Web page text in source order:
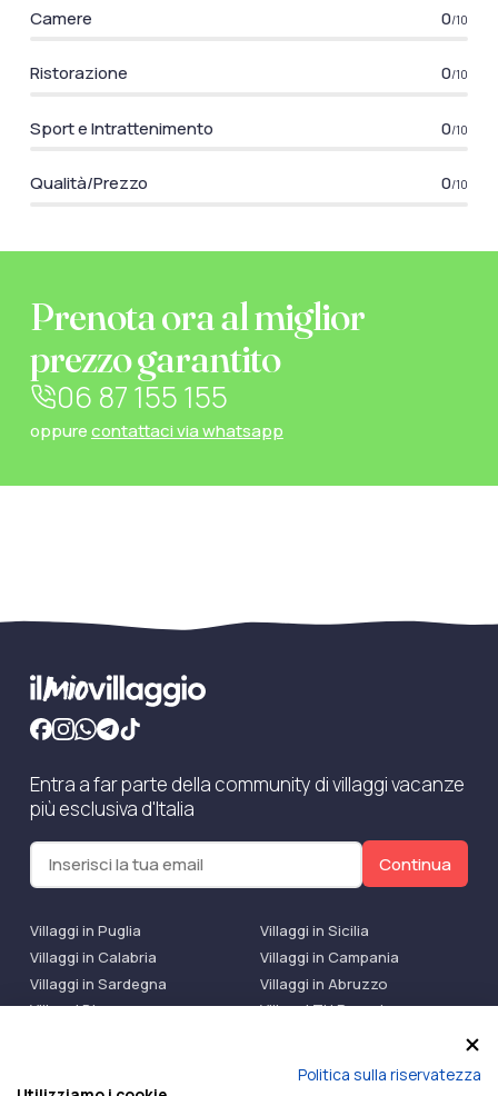
Camere 0/10
Ristorazione 0/10
Sport e Intrattenimento 0/10
Qualità/Prezzo 0/10
Prenota ora al miglior
prezzo garantito
06 87 155 155
oppurecontattaci via whatsapp
Entra a far parte della community di villaggi vacanze
più esclusiva d'Italia
Continua
Villaggi in Puglia
Villaggi in Sicilia
Villaggi in Calabria
Villaggi in Campania
Villaggi in Sardegna
Villaggi in Abruzzo
Villaggi Bluserena
Villaggi TH Resort
Politica sulla riservatezza